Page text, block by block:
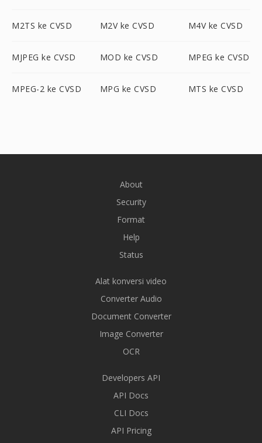
M2TS ke CVSD M2V ke CVSD M4V ke CVSD
MJPEG ke CVSD MOD ke CVSD MPEG ke CVSD
MPEG-2 ke CVSD MPG ke CVSD MTS ke CVSD
About
Security
Format
Help
Status
Alat konversi video
Converter Audio
Document Converter
Image Converter
OCR
Developers API
API Docs
CLI Docs
API Pricing